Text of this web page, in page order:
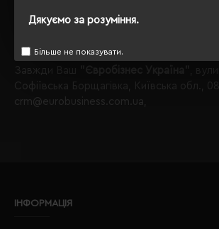
Дякуємо за розуміння.
Більше не показувати.
Обираючи продукцію в нашому інтернет-
завжди будете впевнені в якості
Завжди Ваш
Софіївська Борщагівка, Київська обл.,
crm@eurobusiness.com.ua,
ІНФОРМАЦІЯ